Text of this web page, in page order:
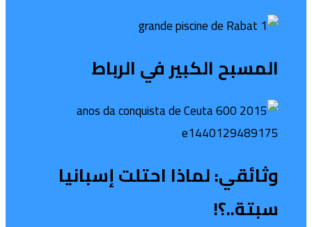
المسبح الكبير في الرباط
وثائقي: لماذا احتلت إسبانيا
سبتة..؟!